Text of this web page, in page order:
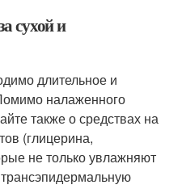
сухой и
длительное и
налаженного
также о средствах на
(глицерина,
не только увлажняют